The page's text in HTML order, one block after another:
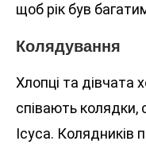
щоб рік був
Колядування
Хлопці та дівчата
співають
Ісуса.